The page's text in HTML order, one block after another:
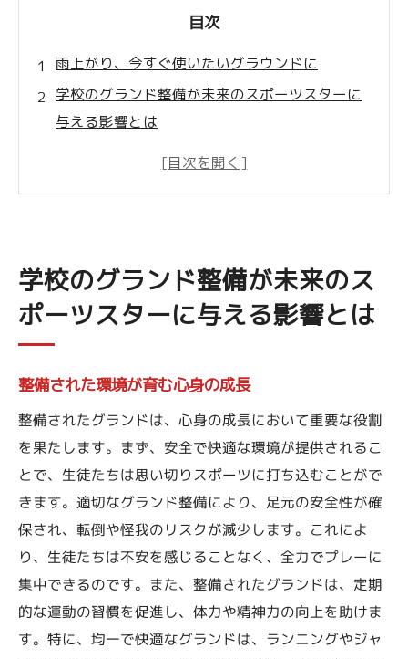
目次
雨上がり、今すぐ使いたいグラウンドに
学校のグランド整備が未来のスポーツスターに
与える影響とは
整備された環境が育む心身の成長
整備されたグランドの教育的価値
未来のアスリートに求められる環境とは
安全性を確保する最新技術
怪我予防に役立つ整備の要素
適切な水はけ技術の重要性
温度管理とパフォーマンスの相関
指導者と整備担当者の連携の重要性
整備されたグランドがスポーツに情熱を注ぐ場
を提供する方法
情熱を引き出す環境の整備
学校のグランド整備が未来のス
ポーツスターに与える影響とは
整備された環境が育む心身の成長
整備されたグランドは、心身の成長において重要な役割
を果たします。まず、安全で快適な環境が提供されるこ
とで、生徒たちは思い切りスポーツに打ち込むことがで
きます。適切なグランド整備により、足元の安全性が確
保され、転倒や怪我のリスクが減少します。これによ
り、生徒たちは不安を感じることなく、全力でプレーに
集中できるのです。また、整備されたグランドは、定期
的な運動の習慣を促進し、体力や精神力の向上を助けま
す。特に、均一で快適なグランドは、ランニングやジャ